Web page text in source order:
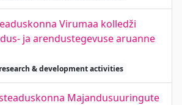
Virumaa kolledži
ja arendustegevuse aruanne
& development activities
Majandusuuringute